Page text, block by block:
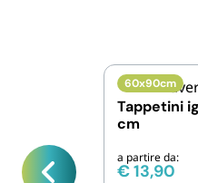
60x90cm
Tappetini
cm
a partire da:
€13,90